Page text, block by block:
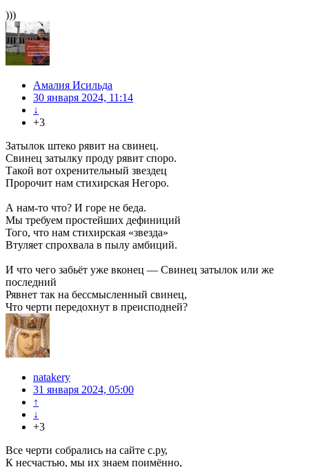
)))
Амалия Исильда
30 января 2024, 11:14
↓
+3
Затылок штеко рявит на свинец.
Свинец затылку проду рявит споро.
Такой вот охренительный звездец
Пророчит нам стихирская Негоро.
А нам-то что? И горе не беда.
Мы требуем простейших дефиниций
Того, что нам стихирская «звезда»
Втуляет спрохвала в пылу амбиций.
И что чего забьёт уже вконец — Свинец затылок или же
последний
Рявнет так на бессмысленный свинец,
Что черти передохнут в преисподней?
natakery
31 января 2024, 05:00
↑
↓
+3
Все черти собрались на сайте с.ру,
К несчастью, мы их знаем поимённо,